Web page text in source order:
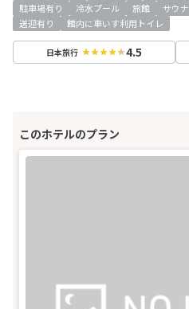
駐車場有り
冷水プール 旅館 サウナ
送迎有り
館内に車いす利用トイレ
日本旅行 4.5